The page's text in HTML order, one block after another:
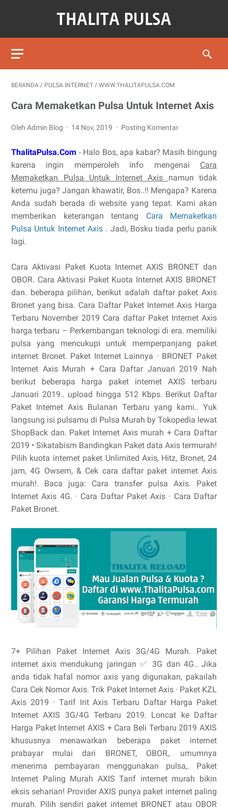
BERANDA / PULSA INTERNET / WWW.THALITAPULSA.COM
Cara Memaketkan Pulsa Untuk Internet Axis
Oleh Admin Blog 14 Nov, 2019 Posting Komentar
ThalitaPulsa.Com - Halo Bos, apa kabar? Masih bingung
karena ingin memperoleh info mengenai Cara
Memaketkan Pulsa Untuk Internet Axis namun tidak
ketemu juga? Jangan khawatir, Bos..!! Mengapa? Karena
Anda sudah berada di website yang tepat. Kami akan
memberikan keterangan tentang Cara Memaketkan
Pulsa Untuk Internet Axis . Jadi, Bosku tiada perlu panik
lagi.
Cara Aktivasi Paket Kuota Internet AXIS BRONET dan
OBOR. Cara Aktivasi Paket Kuota Internet AXIS BRONET
dan. beberapa pilihan, berikut adalah daftar paket Axis
Bronet yang bisa. Cara Daftar Paket Internet Axis Harga
Terbaru November 2019 Cara daftar Paket Internet Axis
harga terbaru – Perkembangan teknologi di era. memiliki
pulsa yang mencukupi untuk memperpanjang paket
internet Bronet. ‎Paket Internet Lainnya · ‎BRONET Paket
Internet Axis Murah + Cara Daftar Januari 2019 Nah
berikut beberapa harga paket internet AXIS terbaru
Januari 2019.. upload hingga 512 Kbps. Berikut Daftar
Paket Internet Axis Bulanan Terbaru yang kami.. Yuk
langsung isi pulsamu di Pulsa Murah by Tokopedia lewat
ShopBack dan. Paket Internet Axis murah + Cara Daftar
2019 • Sikatabism Bandingkan Paket data Axis termurah!
Pilih kuota internet paket Unlimited Axis, Hitz, Bronet, 24
jam, 4G Owsem, & Cek cara daftar paket internet Axis
murah!. Baca juga: Cara transfer pulsa Axis. ‎Paket
Internet Axis 4G. · ‎Cara Daftar Paket Axis · ‎Cara Daftar
Paket Bronet.
7+ Pilihan Paket Internet Axis 3G/4G Murah. Paket
internet axis mendukung jaringan ✅ 3G dan 4G.. Jika
anda tidak hafal nomor axis yang digunakan, pakailah
Cara Cek Nomor Axis. ‎Trik Paket Internet Axis · ‎Paket KZL
Axis 2019 · ‎Tarif Irit Axis Terbaru Daftar Harga Paket
Internet AXIS 3G/4G Terbaru 2019. Loncat ke Daftar
Harga Paket Internet AXIS + Cara Beli Terbaru 2019 AXIS
khususnya menawarkan beberapa paket internet
prabayar mulai dari BRONET, OBOR,. umumnya
menerima pembayaran menggunakan pulsa,. Paket
Internet Paling Murah AXIS Tarif internet murah bikin
eksis seharian! Provider AXIS punya paket internet paling
murah. Pilih sendiri paket internet BRONET atau OBOR